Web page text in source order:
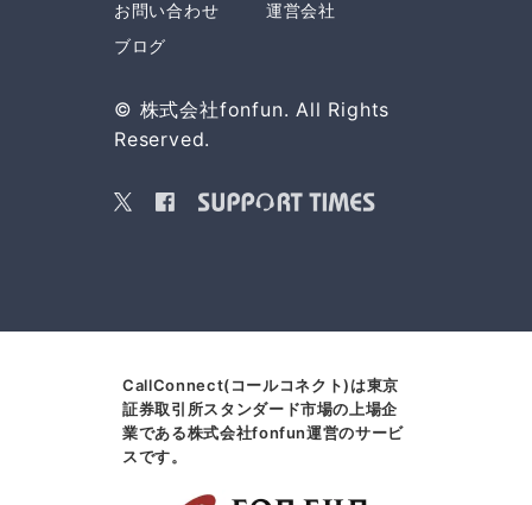
お問い合わせ
運営会社
ブログ
© 株式会社fonfun. All Rights
Reserved.
CallConnect(コールコネクト)は東京
証券取引所スタンダード市場の上場企
業である株式会社fonfun運営のサービ
スです。